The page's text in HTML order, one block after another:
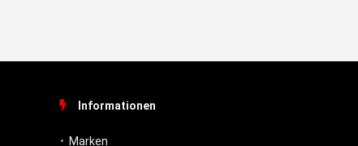
Informationen
Marken